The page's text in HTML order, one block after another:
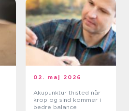
02. maj 2026
Akupunktur thisted når
krop og sind kommer i
bedre balance